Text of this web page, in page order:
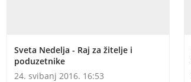
Sveta Nedelja - Raj za žitelje i
poduzetnike
24. svibanj 2016. 16:53